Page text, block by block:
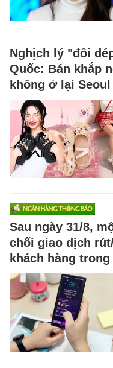
Nghịch lý "đôi
Quốc: Bán khắp
không ở lại Seoul
Sau ngày 31/8,
chối giao dịch
khách hàng